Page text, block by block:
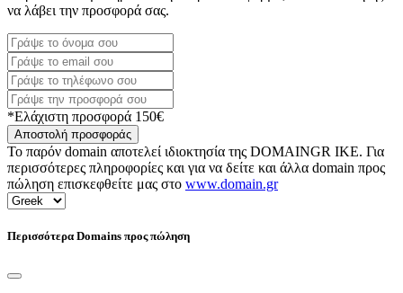
να λάβει την προσφορά σας.
*Ελάχιστη προσφορά 150€
Αποστολή προσφοράς
Το παρόν domain αποτελεί ιδιοκτησία της DOMAINGR ΙΚΕ. Για
περισσότερες πληροφορίες και για να δείτε και άλλα domain προς
πώληση επισκεφθείτε μας στο www.domain.gr
Περισσότερα Domains προς πώληση